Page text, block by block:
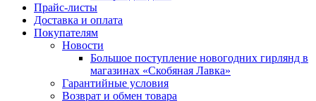
Прайс-листы
Доставка и оплата
Покупателям
Новости
Большое поступление новогодних гирлянд в
магазинах «Скобяная Лавка»
Гарантийные условия
Возврат и обмен товара